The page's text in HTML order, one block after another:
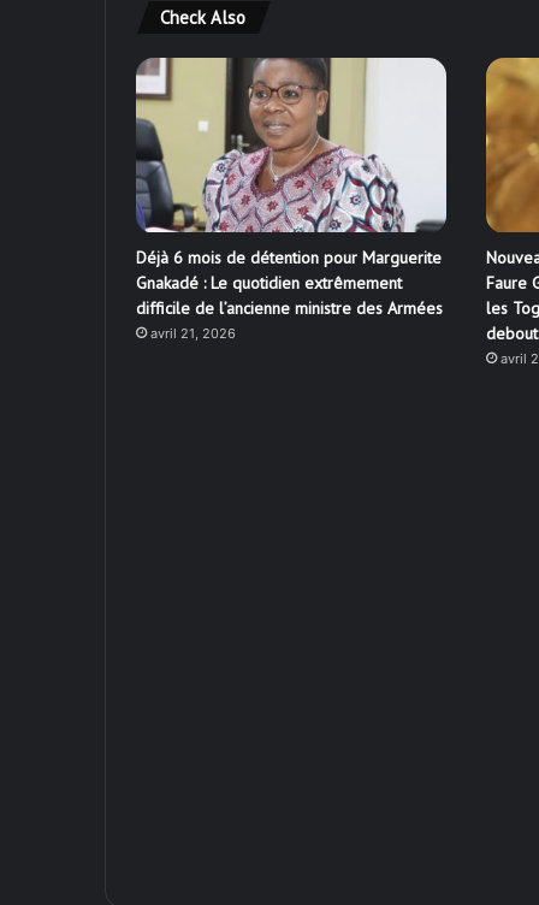
Check Also
Déjà 6 mois de détention pour Marguerite
Gnakadé : Le quotidien extrêmement
difficile de l’ancienne ministre des Armées
avril 21, 2026
Faure
les
debout
avril